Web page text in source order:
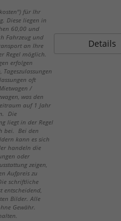
für Ihr
Diese liegen in
60,00 und
Fahrzeug und
an Ihre
Regel möglich.
erfolgen
Tageszulassungen
oft
/
was den
auf 1 Jahr
Die
liegt in der Regel
bei. Bei den
kann es sich
handeln die
oder
zeigen,
Aufpreis zu
schriftliche
entscheidend,
Bilder. Alle
Gewähr.
Details